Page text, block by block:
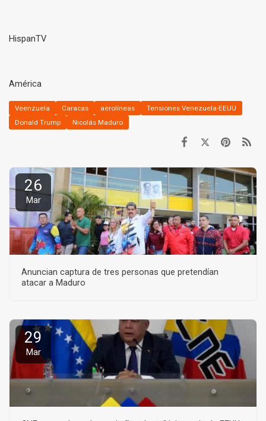
HispanTV
América
Veenzuela Caracas aerolíneas
Tensiones Venezuela-EEUU
Donald Trump
Nicolás Maduro
26
Mar
Anuncian captura de tres personas que pretendían
atacar a Maduro
29
Mar